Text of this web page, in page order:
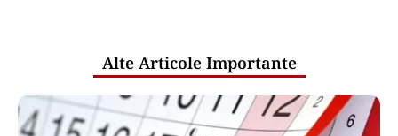
Alte Articole Importante